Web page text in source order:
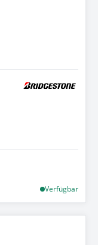
Verfügbar